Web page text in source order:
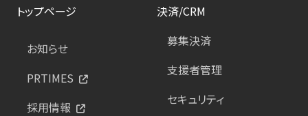
トップページ
お知らせ
PRTIMES
採用情報
決済/CRM
募集決済
支援者管理
セキュリティ